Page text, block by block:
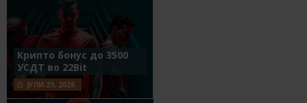
Крипто бонус до 3500
УСДТ во 22Bit
ЈУЛИ 29, 2026